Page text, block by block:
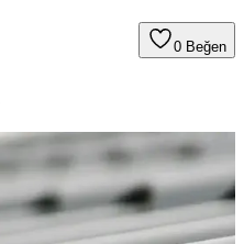
0 Beğen